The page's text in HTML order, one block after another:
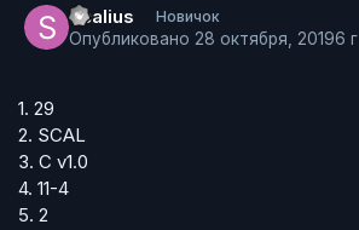
Scalius Новичок
Опубликовано 28 октября, 20196 г
1. 29
2. SCAL
3. С v1.0
4. 11-4
5. 2